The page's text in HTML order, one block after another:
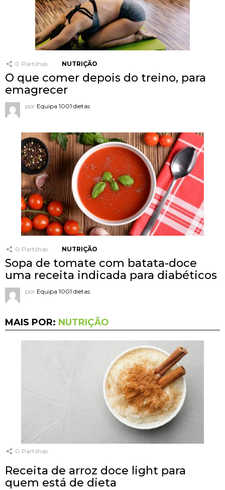
0 Partilhas NUTRIÇÃO
O que comer depois do treino, para
emagrecer
por Equipa 1001 dietas
0 Partilhas NUTRIÇÃO
Sopa de tomate com batata-doce
uma receita indicada para diabéticos
por Equipa 1001 dietas
MAIS POR: NUTRIÇÃO
0 Partilhas
Receita de arroz doce light para
quem está de dieta